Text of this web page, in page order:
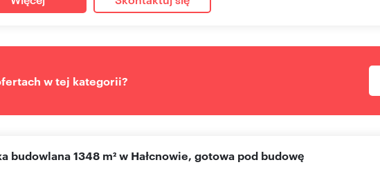
w tej kategorii?
budowlana 1348 m² w Hałcnowie, gotowa pod budowę